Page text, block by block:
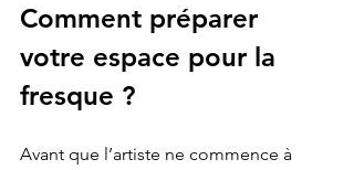
Comment préparer
votre espace pour la
fresque ?
Avant que l’artiste ne commence à